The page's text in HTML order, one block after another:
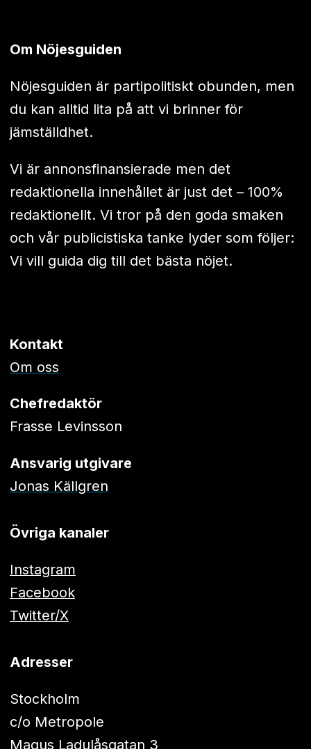
Om Nöjesguiden
Nöjesguiden är partipolitiskt obunden, men
du kan alltid lita på att vi brinner för
jämställdhet.
Vi är annonsfinansierade men det
redaktionella innehållet är just det – 100%
redaktionellt. Vi tror på den goda smaken
och vår publicistiska tanke lyder som följer:
Vi vill guida dig till det bästa nöjet.
Kontakt
Om oss
Chefredaktör
Frasse Levinsson
Ansvarig utgivare
Jonas Källgren
Övriga kanaler
Instagram
Facebook
Twitter/X
Adresser
Stockholm
c/o Metropole
Magus Ladulåsgatan 3